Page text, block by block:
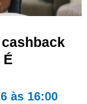
às 16:00